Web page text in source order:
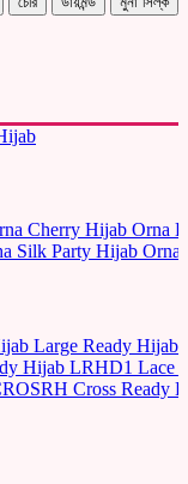
Cherry Hijab Orna
Silk Party Hijab Orna
Large Ready Hijab
Hijab LRHD1 Lace
Cross Ready